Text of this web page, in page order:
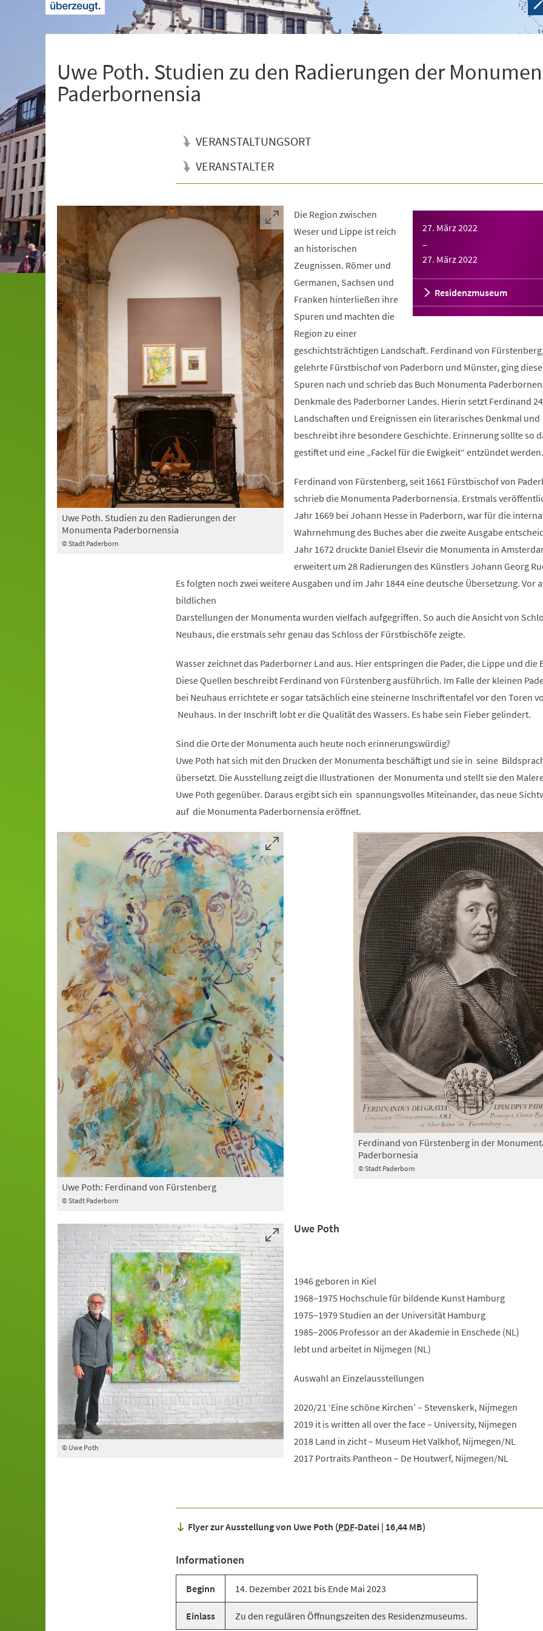
Uwe Poth. Studien zu den Radierungen der
Paderbornensia
VERANSTALTUNGSORT
VERANSTALTER
Veranstaltungsinformationen
27. März 2022
–
27. März 2022
Residenzmuseum
© Stadt Paderborn
Uwe Poth. Studien zu den Radierungen der
Monumenta Paderbornensia
Die Region zwischen
Weser und Lippe ist reich
an historischen
Zeugnissen. Römer und
Germanen, Sachsen und
Franken hinterließen ihre
Spuren und machten die
Region zu einer
geschichtsträchtigen Landschaft. Ferdinand von
gelehrte Fürstbischof von Paderborn und Münster, ging
Spuren nach und schrieb das Buch Monumenta
Denkmale des Paderborner Landes. Hierin setzt Ferdinand
Landschaften und Ereignissen ein literarisches Denkmal und
beschreibt ihre besondere Geschichte. Erinnerung sollte so
gestiftet und eine „Fackel für die Ewigkeit“ entzündet
Ferdinand von Fürstenberg, seit 1661 Fürstbischof von
schrieb die Monumenta Paderbornensia. Erstmals
Jahr 1669 bei Johann Hesse in Paderborn, war für die
Wahrnehmung des Buches aber die zweite Ausgabe
Jahr 1672 druckte Daniel Elsevir die Monumenta in
erweitert um 28 Radierungen des Künstlers Johann Georg
Es folgten noch zwei weitere Ausgaben und im Jahr 1844 eine deutsche Übersetzung. Vor
bildlichen
Darstellungen der Monumenta wurden vielfach aufgegriffen. So auch die Ansicht von
Neuhaus, die erstmals sehr genau das Schloss der Fürstbischöfe zeigte.
Wasser zeichnet das Paderborner Land aus. Hier entspringen die Pader, die Lippe und die
Diese Quellen beschreibt Ferdinand von Fürstenberg ausführlich. Im Falle der kleinen
bei Neuhaus errichtete er sogar tatsächlich eine steinerne Inschriftentafel vor den Toren
Neuhaus. In der Inschrift lobt er die Qualität des Wassers. Es habe sein Fieber gelindert.
Sind die Orte der Monumenta auch heute noch erinnerungswürdig?
Uwe Poth hat sich mit den Drucken der Monumenta beschäftigt und sie in seine
übersetzt. Die Ausstellung zeigt die Illustrationen der Monumenta und stellt sie den
Uwe Poth gegenüber. Daraus ergibt sich ein spannungsvolles Miteinander, das neue
auf die Monumenta Paderbornensia eröffnet.
© Stadt Paderborn
Uwe Poth: Ferdinand von Fürstenberg
© Stadt Paderborn
Ferdinand von Fürstenberg in der
Paderbornesia
© Uwe Poth
Uwe Poth
1946 geboren in Kiel
1968–1975 Hochschule für bildende Kunst Hamburg
1975–1979 Studien an der Universität Hamburg
1985–2006 Professor an der Akademie in Enschede (NL)
lebt und arbeitet in Nijmegen (NL)
Auswahl an Einzelausstellungen
2020/21 ‘Eine schöne Kirchen’ – Stevenskerk, Nijmegen
2019 it is written all over the face – University, Nijmegen
2018 Land in zicht – Museum Het Valkhof, Nijmegen/NL
2017 Portraits Pantheon – De Houtwerf, Nijmegen/NL
Flyer zur Ausstellung von Uwe Poth PDF-Datei 16,44 MB
Informationen
Beginn 14. Dezember 2021 bis Ende Mai 2023
Einlass Zu den regulären Öffnungszeiten des Residenzmuseums.